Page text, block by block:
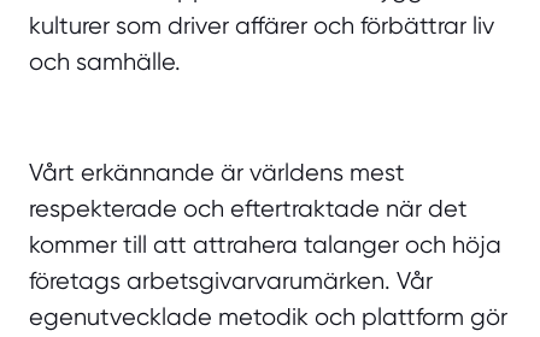
kulturer som driver affärer och förbättrar liv
och samhälle.
Vårt erkännande är världens mest
respekterade och eftertraktade när det
kommer till att attrahera talanger och höja
företags arbetsgivarvarumärken. Vår
egenutvecklade metodik och plattform gör